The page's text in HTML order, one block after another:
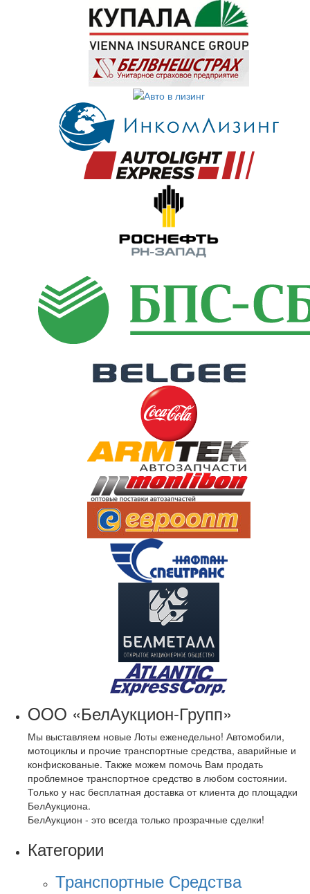
OOO «БелАукцион-Групп»
Мы выставляем новые Лоты еженедельно! Автомобили,
мотоциклы и прочие транспортные средства, аварийные и
конфискованые. Также можем помочь Вам продать
проблемное транспортное средство в любом состоянии.
Только у нас бесплатная доставка от клиента до площадки
БелАукциона.
БелАукцион - это всегда только прозрачные сделки!
Категории
Транспортные Средства